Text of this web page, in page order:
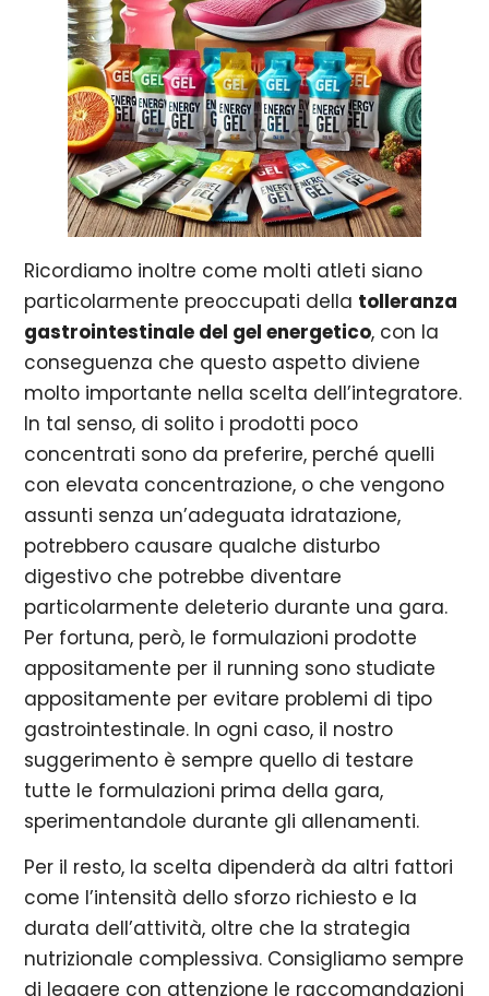
Ricordiamo inoltre come molti atleti siano
particolarmente preoccupati della tolleranza
gastrointestinale del gel energetico, con la
conseguenza che questo aspetto diviene
molto importante nella scelta dell’integratore.
In tal senso, di solito i prodotti poco
concentrati sono da preferire, perché quelli
con elevata concentrazione, o che vengono
assunti senza un’adeguata idratazione,
potrebbero causare qualche disturbo
digestivo che potrebbe diventare
particolarmente deleterio durante una gara.
Per fortuna, però, le formulazioni prodotte
appositamente per il running sono studiate
appositamente per evitare problemi di tipo
gastrointestinale. In ogni caso, il nostro
suggerimento è sempre quello di testare
tutte le formulazioni prima della gara,
sperimentandole durante gli allenamenti.
Per il resto, la scelta dipenderà da altri fattori
come l’intensità dello sforzo richiesto e la
durata dell’attività, oltre che la strategia
nutrizionale complessiva. Consigliamo sempre
di leggere con attenzione le raccomandazioni